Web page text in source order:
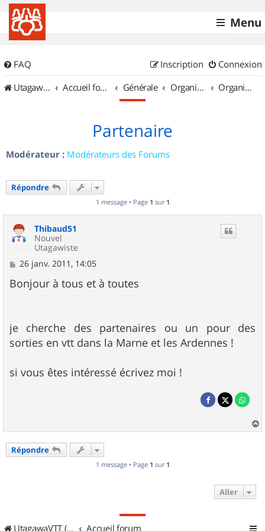
Menu
FAQ Connexion
Inscription
UtagawaVTT (Randos VTT et VTTAE avec traces GPS)
Accueil forum Générale Organisation de sorties & Recherche de partenaires Organisation de sorties en région Champagne Ardenne
Partenaire
Modérateur : Modérateurs des Forums
Répondre
1 message • Page 1 sur 1
Thibaud51
Nouvel
Utagawiste
M
s
s
26 janv. 2011, 14:05
Bonjour à tous et à toutes
je cherche des partenaires ou un pour des
sorties en vtt dans la Marne et les Ardennes !
si vous êtes intéressé écrivez moi !
a
Répondre
1 message • Page 1 sur 1
Aller
UtagawaVTT (Randos VTT et VTTAE avec traces GPS) Accueil forum